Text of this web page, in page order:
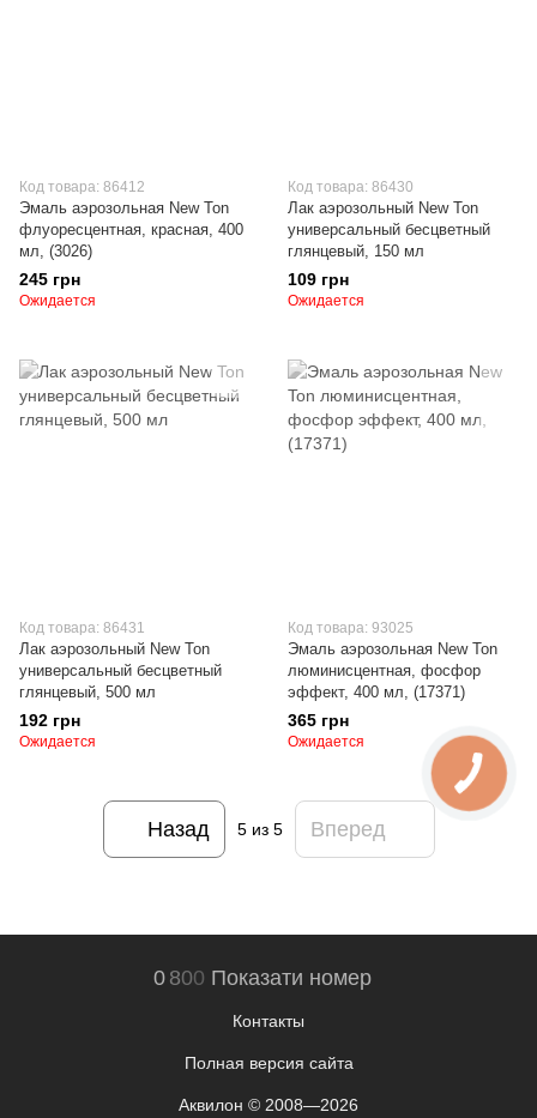
Код товара: 86412
Эмаль аэрозольная New Ton
флуоресцентная, красная, 400
мл, (3026)
245 грн
Ожидается
Код товара: 86430
Лак аэрозольный New Ton
универсальный бесцветный
глянцевый, 150 мл
109 грн
Ожидается
Код товара: 86431
Лак аэрозольный New Ton
универсальный бесцветный
глянцевый, 500 мл
192 грн
Ожидается
Код товара: 93025
Эмаль аэрозольная New Ton
люминисцентная, фосфор
эффект, 400 мл, (17371)
365 грн
Ожидается
Назад 5из 5 Вперед
0 800 Показати номер
Контакты
Полная версия сайта
Аквилон © 2008—2026